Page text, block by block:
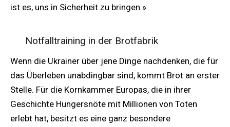
ist es, uns in Sicherheit zu bringen.»
Notfalltraining in der Brotfabrik
Wenn die Ukrainer über jene Dinge nachdenken, die für
das Überleben unabdingbar sind, kommt Brot an erster
Stelle. Für die Kornkammer Europas, die in ihrer
Geschichte Hungersnöte mit Millionen von Toten
erlebt hat, besitzt es eine ganz besondere